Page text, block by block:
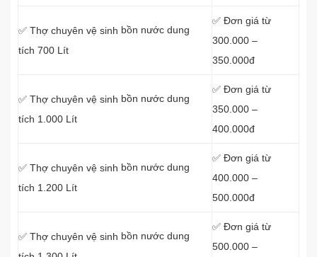
✅ Thợ chuyên vệ sinh bồn nước dung
tích 700 Lít
✅ Đơn giá từ
300.000 –
350.000đ
✅ Thợ chuyên vệ sinh bồn nước dung
tích 1.000 Lít
✅ Đơn giá từ
350.000 –
400.000đ
✅ Thợ chuyên vệ sinh bồn nước dung
tích 1.200 Lít
✅ Đơn giá từ
400.000 –
500.000đ
✅ Thợ chuyên vệ sinh bồn nước dung
✅ Đơn giá từ
500.000 –